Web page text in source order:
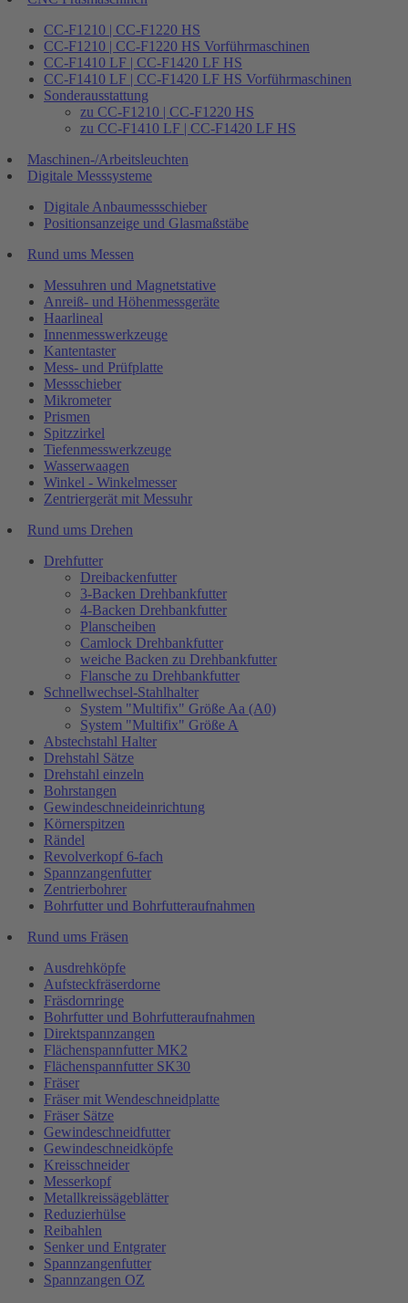
CC-F1210 | CC-F1220 HS
CC-F1210 | CC-F1220 HS Vorführmaschinen
CC-F1410 LF | CC-F1420 LF HS
CC-F1410 LF | CC-F1420 LF HS Vorführmaschinen
Sonderausstattung
zu CC-F1210 | CC-F1220 HS
zu CC-F1410 LF | CC-F1420 LF HS
Maschinen-/Arbeitsleuchten
Digitale Messsysteme
Digitale Anbaumessschieber
Positionsanzeige und Glasmaßstäbe
Rund ums Messen
Messuhren und Magnetstative
Anreiß- und Höhenmessgeräte
Haarlineal
Innenmesswerkzeuge
Kantentaster
Mess- und Prüfplatte
Messschieber
Mikrometer
Prismen
Spitzzirkel
Tiefenmesswerkzeuge
Wasserwaagen
Winkel - Winkelmesser
Zentriergerät mit Messuhr
Rund ums Drehen
Drehfutter
Dreibackenfutter
3-Backen Drehbankfutter
4-Backen Drehbankfutter
Planscheiben
Camlock Drehbankfutter
weiche Backen zu Drehbankfutter
Flansche zu Drehbankfutter
Schnellwechsel-Stahlhalter
System "Multifix" Größe Aa (A0)
System "Multifix" Größe A
Abstechstahl Halter
Drehstahl Sätze
Drehstahl einzeln
Bohrstangen
Gewindeschneideinrichtung
Körnerspitzen
Rändel
Revolverkopf 6-fach
Spannzangenfutter
Zentrierbohrer
Bohrfutter und Bohrfutteraufnahmen
Rund ums Fräsen
Ausdrehköpfe
Aufsteckfräserdorne
Fräsdornringe
Bohrfutter und Bohrfutteraufnahmen
Direktspannzangen
Flächenspannfutter MK2
Flächenspannfutter SK30
Fräser
Fräser mit Wendeschneidplatte
Fräser Sätze
Gewindeschneidfutter
Gewindeschneidköpfe
Kreisschneider
Messerkopf
Metallkreissägeblätter
Reduzierhülse
Reibahlen
Senker und Entgrater
Spannzangenfutter
Spannzangen OZ